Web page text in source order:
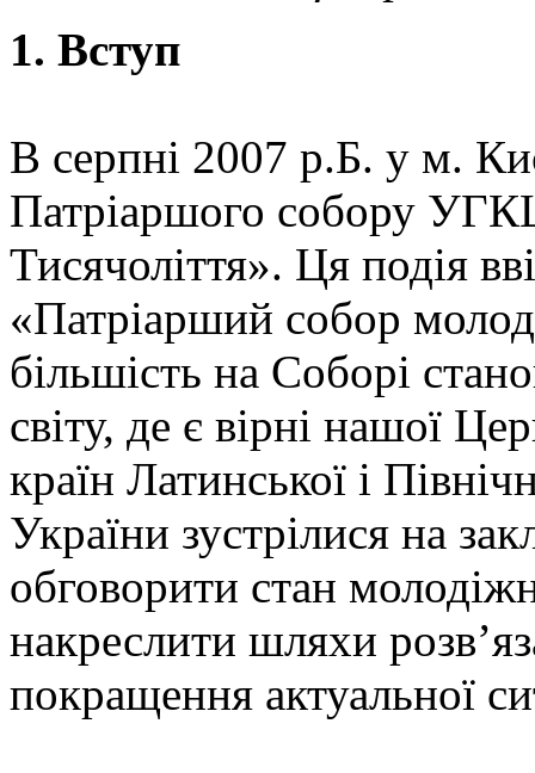
1. Вступ
В серпні 2007 р.Б. у м.
Патріаршого собору
Тисячоліття». Ця подія
«Патріарший собор
більшість на Соборі
світу, де є вірні нашої
країн Латинської і
України зустрілися на
обговорити стан
накреслити шляхи
покращення актуальної